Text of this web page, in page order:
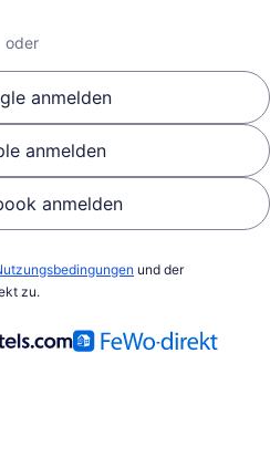
oder
anmelden
anmelden
anmelden
und der
zu.